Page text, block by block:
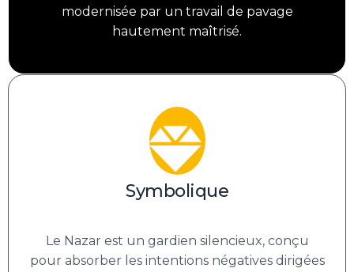
modernisée par un travail de pavage
hautement maîtrisé.
Symbolique
Le Nazar est un gardien silencieux, conçu
pour absorber les intentions négatives dirigées